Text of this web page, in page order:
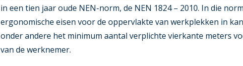
in een tien jaar oude NEN-norm, de NEN 1824 – 2010. In die
ergonomische eisen voor de oppervlakte van werkplekken in
onder andere het minimum aantal verplichte vierkante meters
van de werknemer.